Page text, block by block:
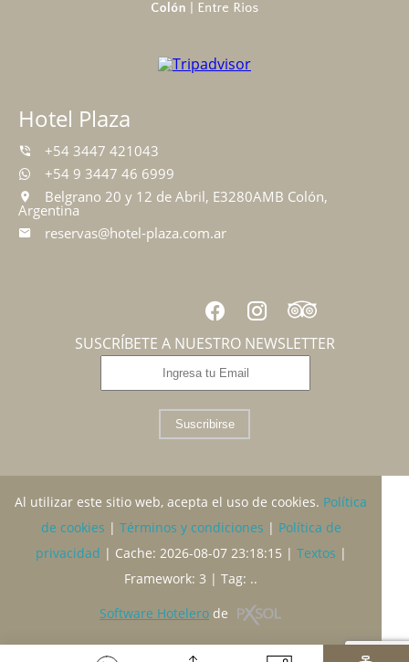
Hotel Plaza
+54 3447 421043
+54 9 3447 46 6999
Belgrano 20 y 12 de Abril, E3280AMB Colón,
Argentina
reservas@hotel-plaza.com.ar
SUSCRÍBETE A NUESTRO NEWSLETTER
Suscribirse
Al utilizar este sitio web, acepta el uso de cookies. Política
de cookies | Términos y condiciones | Política de
privacidad | Cache: 2026-08-07 23:18:15 | Textos |
Framework: 3 | Tag: ..
Software Hotelero de